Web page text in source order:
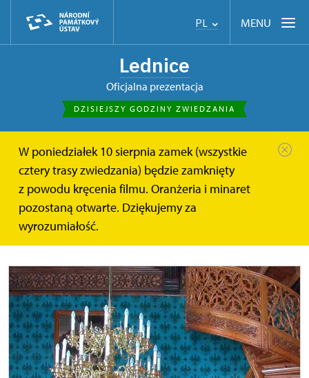
PL MENU
Lednice
Oficjalna prezentacja
DZISIEJSZY GODZINY ZWIEDZANIA
W poniedziałek 10 sierpnia zamek (wszystkie
cztery trasy zwiedzania) będzie zamknięty
z powodu kręcenia filmu. Oranżeria i minaret
pozostaną otwarte. Dziękujemy za
wyrozumiałość.
Strona główna
Informacje dla zwiedzajacych
Trasy zwiedzania
Trasy zwiedzania